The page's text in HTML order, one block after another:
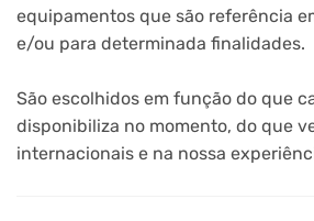
equipamentos que são referência
e/ou para determinada finalidades.
São escolhidos em função do que
disponibiliza no momento, do que
internacionais e na nossa